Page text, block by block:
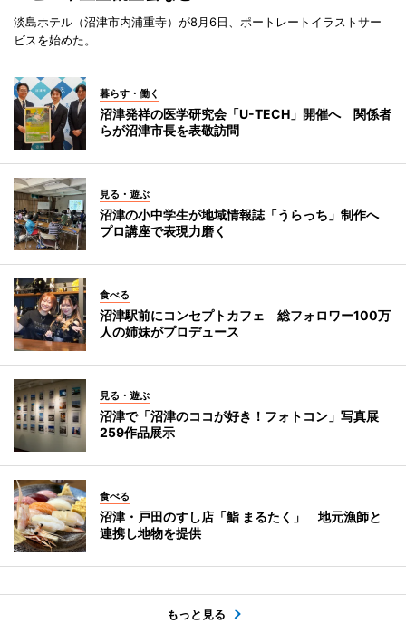
淡島ホテル（沼津市内浦重寺）が8月6日、ポートレートイラストサー
ビスを始めた。
暮らす・働く
沼津発祥の医学研究会「U-TECH」開催へ 関係者
らが沼津市長を表敬訪問
見る・遊ぶ
沼津の小中学生が地域情報誌「うらっち」制作へ
プロ講座で表現力磨く
食べる
沼津駅前にコンセプトカフェ 総フォロワー100万
人の姉妹がプロデュース
見る・遊ぶ
沼津で「沼津のココが好き！フォトコン」写真展
259作品展示
食べる
沼津・戸田のすし店「鮨 まるたく」 地元漁師と
連携し地物を提供
もっと見る